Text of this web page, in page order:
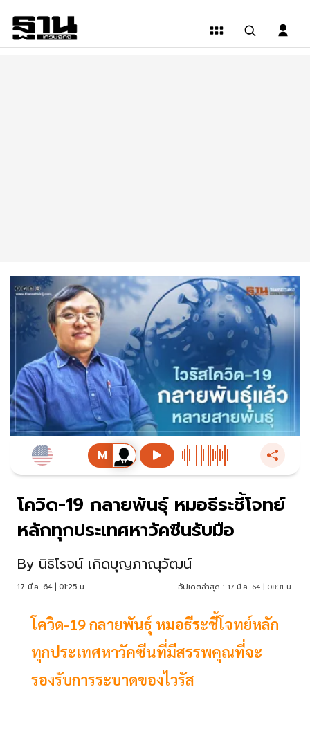
โควิด-19 กลายพันธุ์ หมอธีระชี้โจทย์
หลักทุกประเทศหาวัคซีนรับมือ
By นิธิโรจน์ เกิดบุญภาณุวัฒน์
17 มี.ค. 64 | 01:25 น. อัปเดตล่าสุด : 17 มี.ค. 64 | 08:31 น.
โควิด-19 กลายพันธุ์ หมอธีระชี้โจทย์หลัก
ทุกประเทศหาวัคซีนที่มีสรรพคุณที่จะ
รองรับการระบาดของไวรัส